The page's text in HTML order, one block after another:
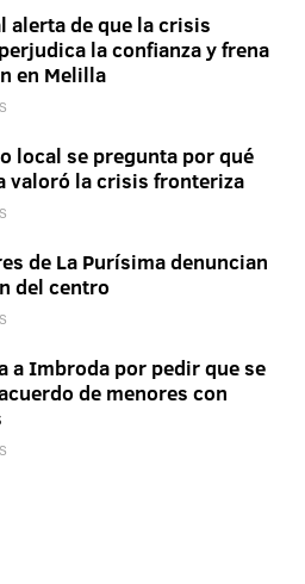
alerta de que la crisis
la confianza y frena
en Melilla
local se pregunta por qué
valoró la crisis fronteriza
de La Purísima denuncian
del centro
a Imbroda por pedir que se
de menores con